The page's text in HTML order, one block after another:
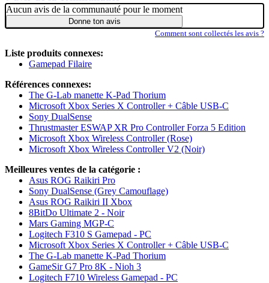
Aucun avis de la communauté pour le moment
Donne ton avis
Comment sont collectés les avis ?
Liste produits connexes:
Gamepad Filaire
Références connexes:
The G-Lab manette K-Pad Thorium
Microsoft Xbox Series X Controller + Câble USB-C
Sony DualSense
Thrustmaster ESWAP XR Pro Controller Forza 5 Edition
Microsoft Xbox Wireless Controller (Rose)
Microsoft Xbox Wireless Controller V2 (Noir)
Meilleures ventes de la catégorie :
Asus ROG Raikiri Pro
Sony DualSense (Grey Camouflage)
Asus ROG Raikiri II Xbox
8BitDo Ultimate 2 - Noir
Mars Gaming MGP-C
Logitech F310 S Gamepad - PC
Microsoft Xbox Series X Controller + Câble USB-C
The G-Lab manette K-Pad Thorium
GameSir G7 Pro 8K - Nioh 3
Logitech F710 Wireless Gamepad - PC